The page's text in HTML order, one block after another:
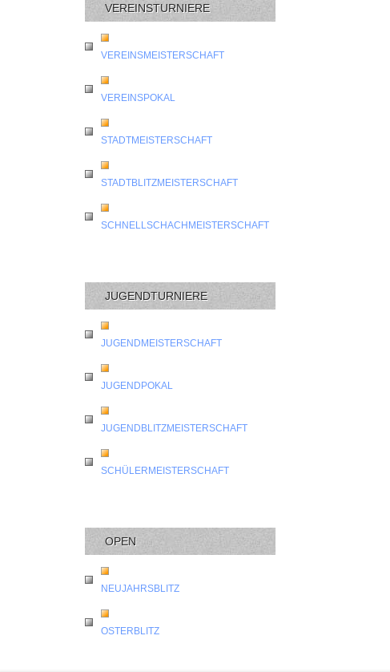
VEREINSTURNIERE
VEREINSMEISTERSCHAFT
VEREINSPOKAL
STADTMEISTERSCHAFT
STADTBLITZMEISTERSCHAFT
SCHNELLSCHACHMEISTERSCHAFT
JUGENDTURNIERE
JUGENDMEISTERSCHAFT
JUGENDPOKAL
JUGENDBLITZMEISTERSCHAFT
SCHÜLERMEISTERSCHAFT
OPEN
NEUJAHRSBLITZ
OSTERBLITZ